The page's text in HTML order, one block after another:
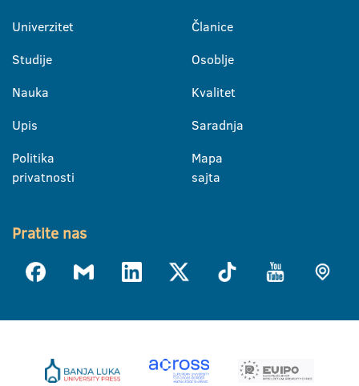
Univerzitet
Studije
Nauka
Upis
Politika
privatnosti
Članice
Osoblje
Kvalitet
Saradnja
Mapa
sajta
Pratite nas